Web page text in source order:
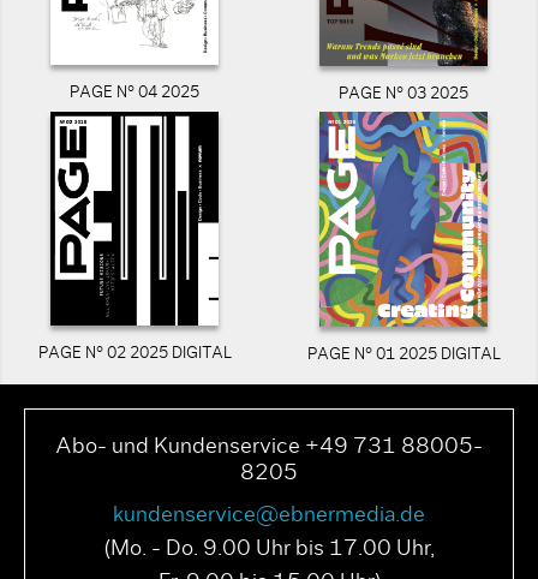
PAGE N° 04 2025 PAGE N° 03 2025
PAGE N° 02 2025 DIGITAL PAGE N° 01 2025 DIGITAL
Abo- und Kundenservice +49 731 88005-
8205
kundenservice@ebnermedia.de
(Mo. - Do. 9.00 Uhr bis 17.00 Uhr,